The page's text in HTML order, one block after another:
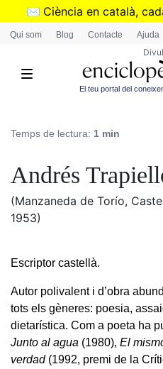
✉️ Ciència en català,
➜Subscriu-te al
Qui som Blog Contacte Ajuda
El teu portal del
Temps de lectura: 1 min
Andrés
(Manzaneda de Torío,
1953)
Escriptor castellà.
Autor polivalent i d’obra
tots els gèneres: poesia,
dietarística. Com a poeta ha
Junto al agua (1980), El
verdad(1992, premi de la